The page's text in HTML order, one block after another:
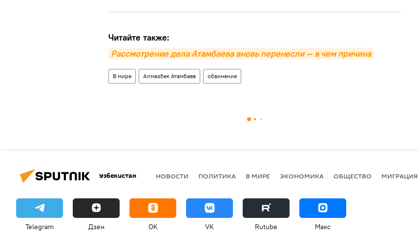
Читайте также:
Рассмотрение дела Атамбаева вновь перенесли — в чем причина
В мире Алмазбек Атамбаев обвинение
Узбекистан НОВОСТИ ПОЛИТИКА В МИРЕ ЭКОНОМИКА ОБЩЕСТВО МИГРАЦИЯ
Telegram Дзен OK VK Rutube Макс